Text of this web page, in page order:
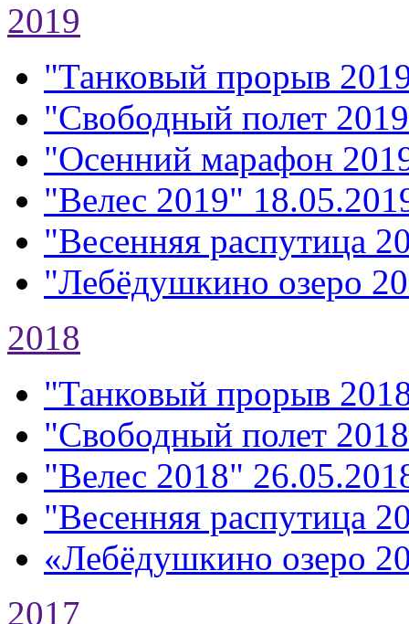
2019
"Танковый прорыв
"Свободный полет
"Осенний марафон
"Велес 2019"
"Весенняя распутица
"Лебёдушкино озеро
2018
"Танковый прорыв
"Свободный полет
"Велес 2018"
"Весенняя распутица
«Лебёдушкино озеро
2017